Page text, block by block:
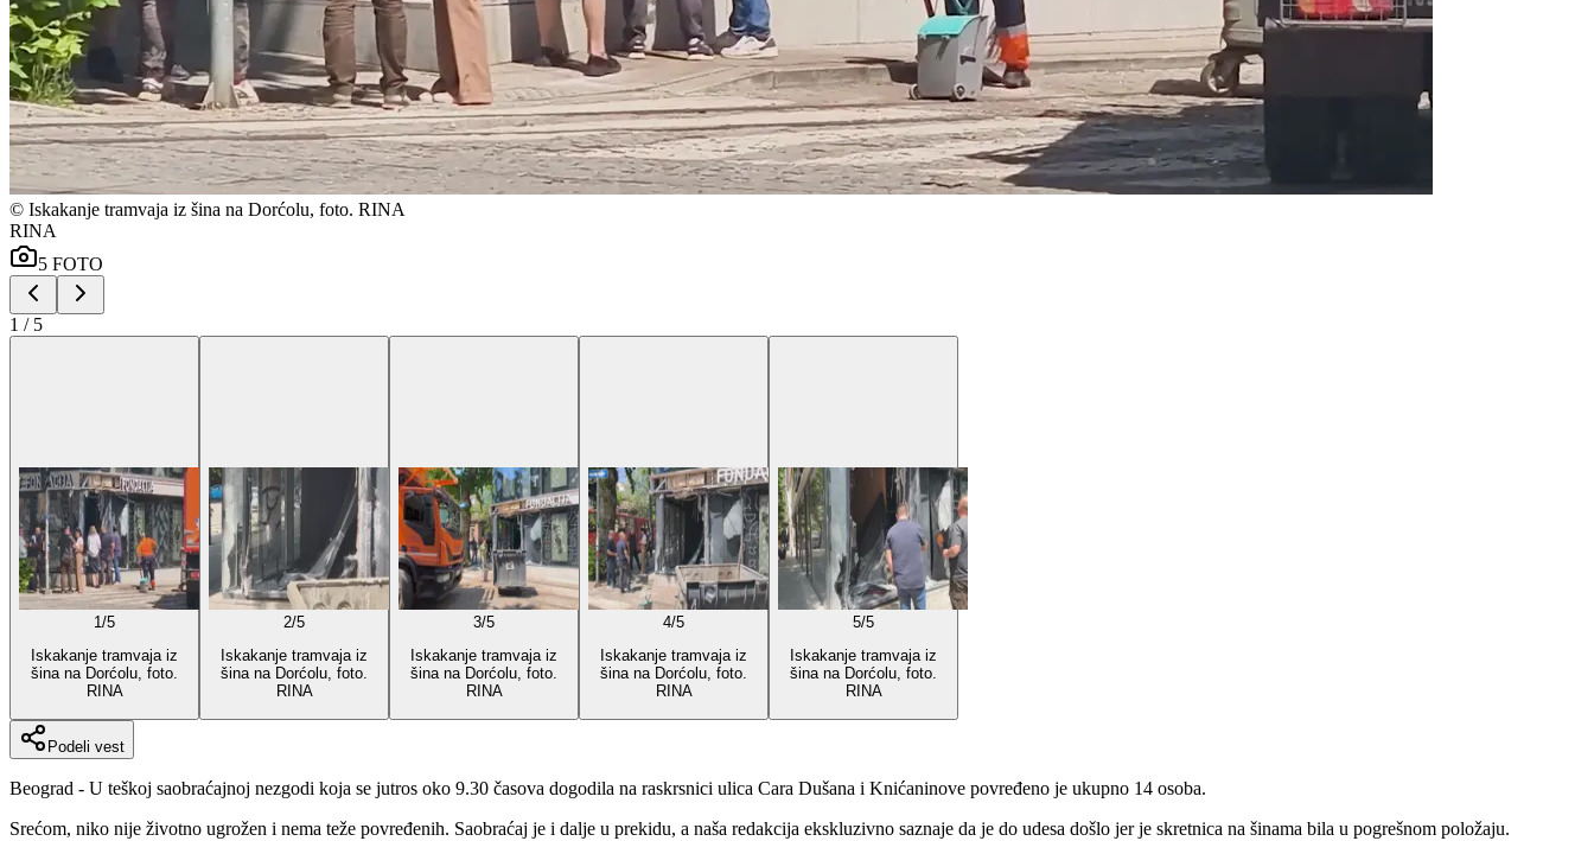
© Iskakanje tramvaja iz šina na Dorćolu, foto. RINA
RINA
5 FOTO
1 / 5
1 /5
Iskakanje tramvaja iz
šina na Dorćolu, foto.
RINA
2/5
Iskakanje tramvaja iz
šina na Dorćolu, foto.
RINA
3/5
Iskakanje tramvaja iz
šina na Dorćolu, foto.
RINA
4/5
Iskakanje tramvaja iz
šina na Dorćolu, foto.
RINA
5/5
Iskakanje tramvaja iz
šina na Dorćolu, foto.
RINA
Podeli vest
Beograd - U teškoj saobraćajnoj nezgodi koja se jutros oko 9.30 časova dogodila na raskrsnici ulica Cara Dušana i Knićaninove povređeno je ukupno 14 osoba.
Srećom, niko nije životno ugrožen i nema teže povređenih. Saobraćaj je i dalje u prekidu, a naša redakcija ekskluzivno saznaje da je do udesa došlo jer je skretnica na šinama bila u pogrešnom položaju.